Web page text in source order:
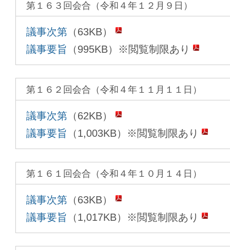
第１６３回会合（令和４年１２月９日）
議事次第 （63KB）
議事要旨 （995KB）※閲覧制限あり
第１６２回会合（令和４年１１月１１日）
議事次第 （62KB）
議事要旨 （1,003KB）※閲覧制限あり
第１６１回会合（令和４年１０月１４日）
議事次第 （63KB）
議事要旨 （1,017KB）※閲覧制限あり